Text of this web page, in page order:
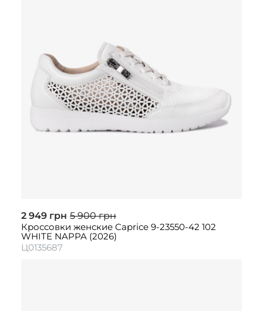
2 949 грн 5 900 грн
Кроссовки женские Caprice 9-23550-42 102
WHITE NAPPA (2026)
Ц0135687